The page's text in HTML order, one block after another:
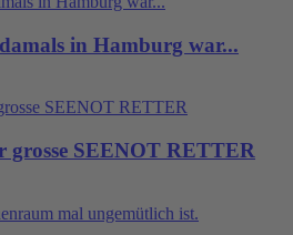
in Hamburg war...
grosse SEENOT RETTER